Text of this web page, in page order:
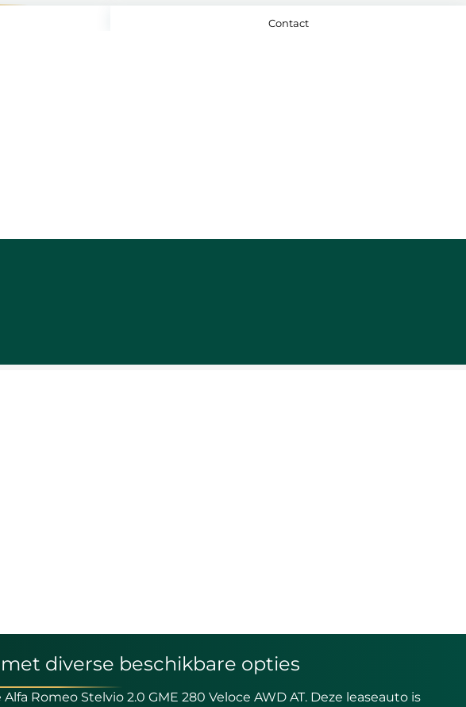
Contact
diverse beschikbare opties
Romeo Stelvio 2.0 GME 280 Veloce AWD AT. Deze leaseauto is